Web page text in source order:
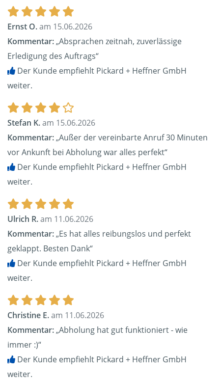
Ernst O.am 15.06.2026
Kommentar:„Absprachen zeitnah, zuverlässige
Erledigung des Auftrags“
Der Kunde empfiehlt Pickard + Heffner GmbH
weiter.
Stefan K.am 15.06.2026
Kommentar:„Außer der vereinbarte Anruf 30 Minuten
vor Ankunft bei Abholung war alles perfekt“
Der Kunde empfiehlt Pickard + Heffner GmbH
weiter.
Ulrich R.am 11.06.2026
Kommentar:„Es hat alles reibungslos und perfekt
geklappt. Besten Dank“
Der Kunde empfiehlt Pickard + Heffner GmbH
weiter.
Christine E.am 11.06.2026
Kommentar:„Abholung hat gut funktioniert - wie
immer :)“
Der Kunde empfiehlt Pickard + Heffner GmbH
weiter.